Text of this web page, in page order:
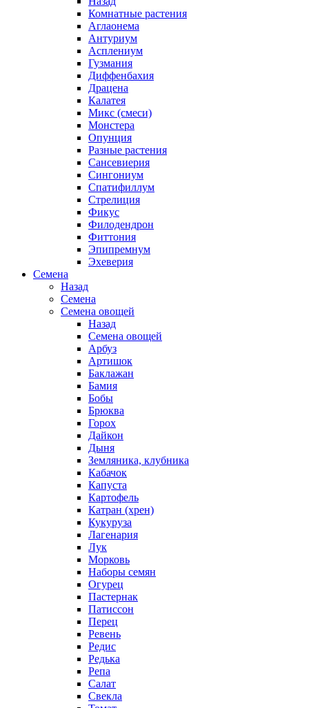
Комнатные растения
Аглаонема
Антуриум
Асплениум
Гузмания
Диффенбахия
Драцена
Калатея
Микс (смеси)
Монстера
Опунция
Разные растения
Сансевиерия
Сингониум
Спатифиллум
Стрелиция
Фикус
Филодендрон
Фиттония
Эпипремнум
Эхеверия
Семена
Назад
Семена
Семена овощей
Назад
Семена овощей
Арбуз
Артишок
Баклажан
Бамия
Бобы
Брюква
Горох
Дайкон
Дыня
Земляника, клубника
Кабачок
Капуста
Картофель
Катран (хрен)
Кукуруза
Лагенария
Лук
Морковь
Наборы семян
Огурец
Пастернак
Патиссон
Перец
Ревень
Редис
Редька
Репа
Салат
Свекла